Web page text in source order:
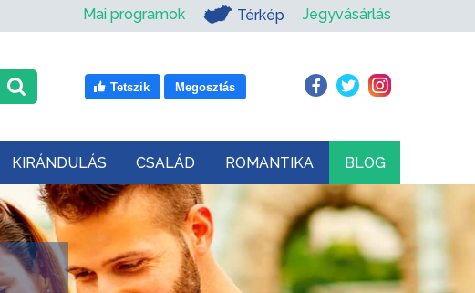
Mai programok Térkép Jegyvásárlás
Tetszik Megosztás
KIRÁNDULÁS CSALÁD ROMANTIKA BLOG